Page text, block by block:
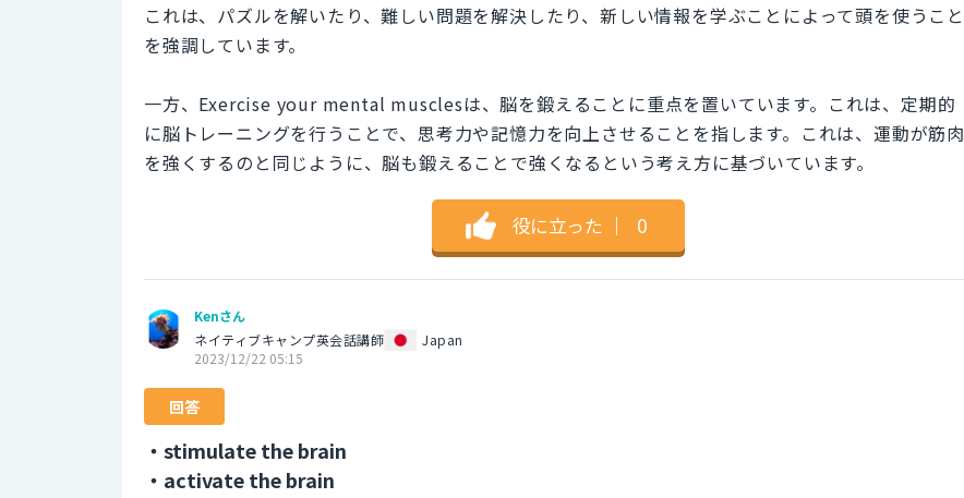
これは、パズルを解いたり、難しい問題を解決したり、新しい情報を学ぶことによって頭を使うこと
を強調しています。
一方、Exercise your mental musclesは、脳を鍛えることに重点を置いています。これは、定期的
に脳トレーニングを行うことで、思考力や記憶力を向上させることを指します。これは、運動が筋肉
を強くするのと同じように、脳も鍛えることで強くなるという考え方に基づいています。
役に立った ｜ 0
Kenさん
ネイティブキャンプ英会話講師
Japan
2023/12/22 05:15
回答
・stimulate the brain
・activate the brain